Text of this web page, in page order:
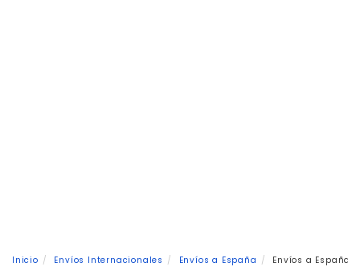
Inicio Envíos Internacionales Envíos a España Envíos a España